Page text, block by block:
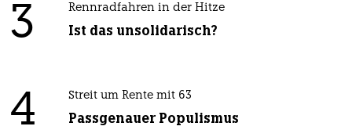
3 Rennradfahren in der Hitze
Ist das unsolidarisch?
4 Streit um Rente mit 63
Passgenauer Populismus